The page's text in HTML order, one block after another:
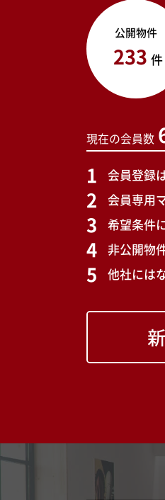
公開物件
233 件
現在の会員数
会員登録
会員専用
希望条件
非公開物
他社には